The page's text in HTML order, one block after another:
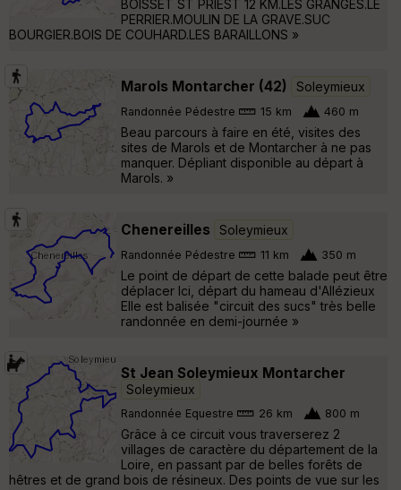
BOISSET ST PRIEST 12 KM.LES GRANGES.LE
PERRIER.MOULIN DE LA GRAVE.SUC
BOURGIER.BOIS DE COUHARD.LES BARAILLONS »
Marols Montarcher (42) Soleymieux
Randonnée Pédestre 15 km 460 m
Beau parcours à faire en été, visites des
sites de Marols et de Montarcher à ne pas
manquer. Dépliant disponible au départ à
Marols. »
Chenereilles Soleymieux
Randonnée Pédestre 11 km 350 m
Le point de départ de cette balade peut être
déplacer Ici, départ du hameau d'Allézieux
Elle est balisée "circuit des sucs" très belle
randonnée en demi-journée »
St Jean Soleymieux Montarcher
Soleymieux
Randonnée Equestre 26 km 800 m
Grâce à ce circuit vous traverserez 2
villages de caractère du département de la
Loire, en passant par de belles forêts de
hêtres et de grand bois de résineux. Des points de vue sur les